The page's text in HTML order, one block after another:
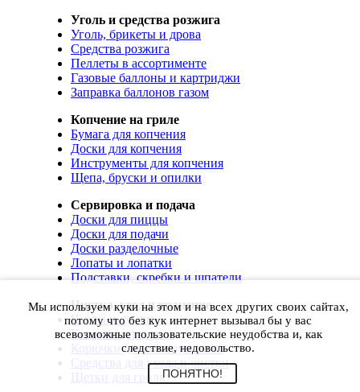
Уголь и средства розжига
Уголь, брикеты и дрова
Средства розжига
Пеллеты в ассортименте
Газовые баллоны и картриджи
Заправка баллонов газом
Копчение на гриле
Бумага для копчения
Доски для копчения
Инструменты для копчения
Щепа, бруски и опилки
Сервировка и подача
Доски для пиццы
Доски для подачи
Доски разделочные
Лопаты и лопатки
Подставки, скребки и шпатели
Чистка, уход и хранение
Чехлы и сумки
Коврики для гриля
Корючки для инструментов
Средства для ухода и чистки
Щетки для гриля
Мы используем куки на этом и на всех других своих сайтах,
потому что без кук интернет вызывал бы у вас
всевозможные пользовательские неудобства и, как
следствие, недовольство.
ПОНЯТНО!